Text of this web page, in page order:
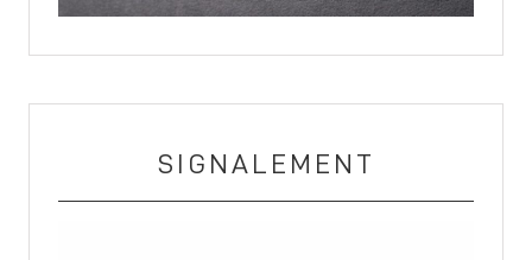
SIGNALEMENT